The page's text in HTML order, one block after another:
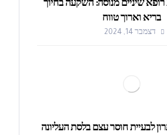
שיניים מנוסה: השקעה בחיוך
בריא וארוך טווח
דצמבר 14, 2024
לבעיית חוסר עצם בלסת העליונה